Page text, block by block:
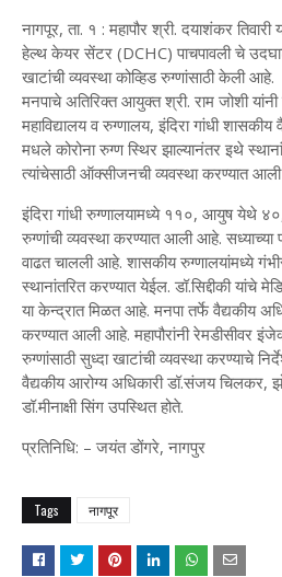
नागपूर, ता. १ : महापौर श्री. दयाशंकर तिवारी
हेल्थ केयर सेंटर (DCHC) पाचपावली चे
खाटांची व्यवस्था कोव्हिड रुग्णांसाठी केली आहे.
मनपाचे अतिरिक्त आयुक्त श्री. राम जोशी
महाविद्यालय व रुग्णालय, इंदिरा गांधी शासकीय
मधले कोरोना रुग्ण स्थिर झाल्यानंतर इथे
त्यांचेसाठी ऑक्सीजनची व्यवस्था करण्यात
इंदिरा गांधी रुग्णालयामध्ये ११०, आयुष येथे
रुग्णांची व्यवस्था करण्यात आली आहे. सध्याच्या
वाढत चालली आहे. शासकीय रुग्णालयांमध्ये
स्थानांतरित करण्यात येईल. डॉ.सिद्दीकी यांचे
या केन्द्रात मिळत आहे. मनपा तर्फे वैद्यकीय
करण्यात आली आहे. महापौरांनी रेमडीसीवर
रुग्णांसाठी सुध्दा खाटांची व्यवस्था करण्याचे
वैद्यकीय आरोग्य अधिकारी डॉ.संजय चिलकर,
डॉ.मीनाक्षी सिंग उपस्थित होते.
प्रतिनिधि: – जयंत डोंगरे, नागपुर
Tags नागपूर